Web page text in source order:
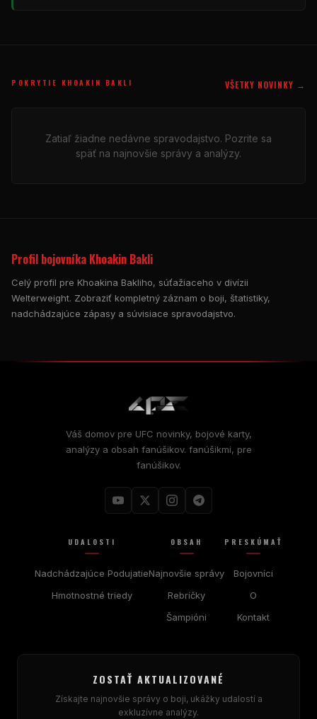
POKRYTIE KHOAKIN BAKLI VŠETKY NOVINKY →
Zatiaľ žiadne nedávne spravodajstvo. Pozrite sa
späť na najnovšie správy a analýzy.
Profil bojovníka Khoakin Bakli
Celý profil pre Khoakina Bakliho, súťažiaceho v divízii
Welterweight. Zobraziť kompletný záznam o boji, štatistiky,
nadchádzajúce zápasy a súvisiace spravodajstvo.
Váš domov pre UFC novinky, bojové karty,
analýzy a obsah fanúšikov. fanúšikmi, pre
fanúšikov.
UDALOSTI
Nadchádzajúce Podujatie
Hmotnostné triedy
OBSAH
Najnovšie správy
Rebríčky
Šampióni
PRESKÚMAŤ
Bojovníci
O
Kontakt
ZOSTAŤ AKTUALIZOVANÉ
Získajte najnovšie správy o boji, ukážky udalostí a
exkluzívne analýzy.